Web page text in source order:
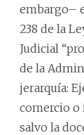
embargo–
238 de la
Judicial
de la
jerarquía:
comercio o
salvo la